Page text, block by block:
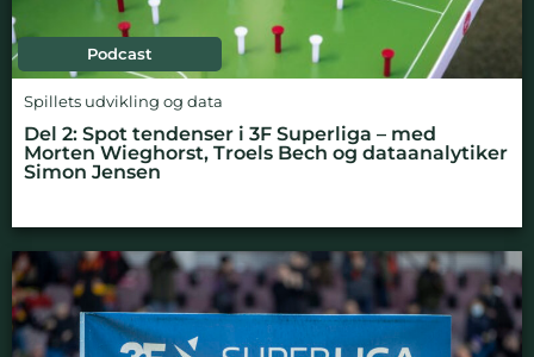
Podcast
Spillets udvikling og data
Del 2: Spot tendenser i 3F Superliga – med
Morten Wieghorst, Troels Bech og dataanalytiker
Simon Jensen